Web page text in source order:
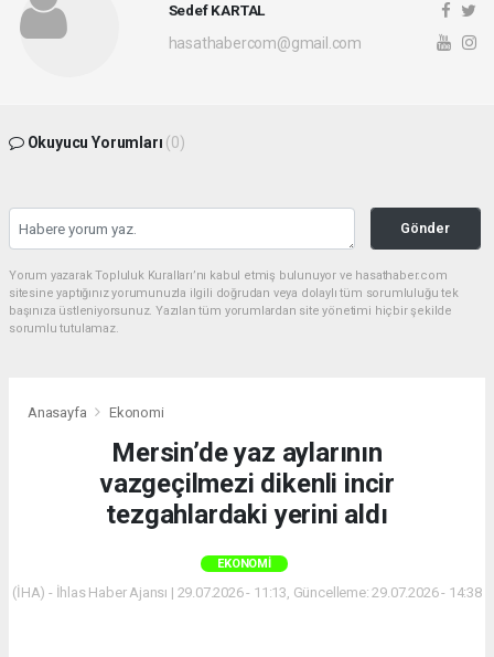
Sedef KARTAL
hasathabercom@gmail.com
Okuyucu Yorumları (0)
Gönder
Yorum yazarak Topluluk Kuralları’nı kabul etmiş bulunuyor ve hasathaber.com
sitesine yaptığınız yorumunuzla ilgili doğrudan veya dolaylı tüm sorumluluğu tek
başınıza üstleniyorsunuz. Yazılan tüm yorumlardan site yönetimi hiçbir şekilde
sorumlu tutulamaz.
Anasayfa Ekonomi
Mersin’de yaz aylarının
vazgeçilmezi dikenli incir
tezgahlardaki yerini aldı
EKONOMI
(İHA) - İhlas Haber Ajansı | 29.07.2026 - 11:13, Güncelleme: 29.07.2026 - 14:38